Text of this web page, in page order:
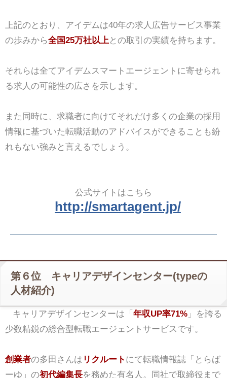
上記のとおり、アイデムは40年の求人広告サービス事業
の歩みから全国25万社以上 との取引の実績を持ちます。
それらは全てアイデムスマートエージェントに寄せられ
る求人の可能性の広さを示します。
また同時に、求職者に向けてそれだけ多くの企業の採用
情報に基づいた転職活動のアドバイスができることも紛
れもない強みと言えるでしょう。
公式サイトはこちら
http://smartagent.jp/
第６位 キャリアデザインセンター(typeの
人材紹介)
キャリアデザインセンターは「 年収UP率71%」を誇る
少数精鋭の総合型転職エージェントサービスです。
創業者の多田さんは リクルート にて転職情報誌「とらば
ーゆ」の初代編集長を務めた有名人。同社で取締役まで